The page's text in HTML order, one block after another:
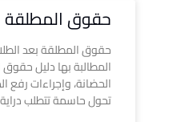
حقوق المطلقة
حقوق المطلقة بعد
المطالبة بها دليل
الحضانة، وإجراءات
تحول حاسمة تتطلب دراية